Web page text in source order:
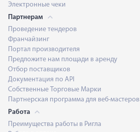
Электронные чеки
Партнерам
Проведение тендеров
Франчайзинг
Портал производителя
Предложите нам площади в аренду
Отбор поставщиков
Документация по API
Собственные Торговые Марки
Партнерская программа для веб-мастеров
Работа
Преимущества работы в Ригла